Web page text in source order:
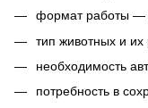
формат работы —
тип животных и их
необходимость
потребность в